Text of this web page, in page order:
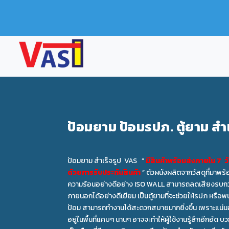
ป้อมยาม ป้อมรปภ. ตู้ยาม สำ
ป้อมยาม สำเร็จรูป VAS ”มีสินค้าพร้อมส่งภายใน 7
ด้วยการรับประกันสินค้า” ตัวผนังผลิตจากวัสดุที่มาพร้
ความร้อนอย่างดีอย่าง ISO WALL สามารถลดเสียงรบก
ภายนอกได้อย่างดีเยียม เป็นตู้ยามที่จะช่วยให้รปภ หรือพ
ป้อม สามารถทำงานได้สะดวกสบายมากยิ่งขึ้น เพราะแน่
อยู่ในพื้นที่แคบๆ นานๆ อาจจะทำให้ผู้ใช้งานรู้สึกอีกอัด บ